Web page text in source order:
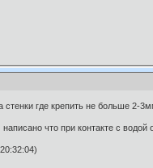
где крепить не больше 2-
что при контакте с